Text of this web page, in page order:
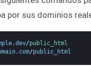
por sus dominios
.dev/public_html
. com/public_html